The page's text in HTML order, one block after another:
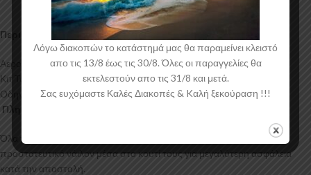
Περιεχόμενα Συσκευασίας:
Αεροτομή Mazda 6 Sedan
Κιτ Τοποθέτησης
Οδηγίες Τοποθέτησης
Πληροφορίες Αποστολής:
Όλα τα προϊόντα μας συσκευάζονται και αποστέλλονται με
προστατευτικό νάιλον μέσα στο κουτί τους για μεγαλύτερη ασφάλεια
κατά την αποστολή.
Λόγω διακοπών το κατάστημά μας θα παραμείνει κλειστό
απο τις 13/8 έως τις 30/8. Όλες οι παραγγελίες θα
εκτελεστούν απο τις 31/8 και μετά.
Σας ευχόμαστε Καλές Διακοπές & Kαλή ξεκούραση !!!